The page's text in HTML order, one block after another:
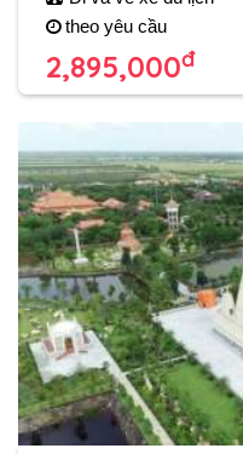
theo yêu cầu
2,895,000đ